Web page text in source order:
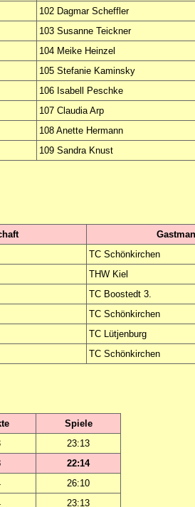
102 Dagmar Scheffler
103 Susanne Teickner
104 Meike Heinzel
105 Stefanie Kaminsky
106 Isabell Peschke
107 Claudia Arp
108 Anette Hermann
109 Sandra Knust
TC Schönkirchen
THW Kiel
TC Boostedt 3.
TC Schönkirchen
TC Lütjenburg
TC Schönkirchen
Spiele
23:13
22:14
26:10
23:13